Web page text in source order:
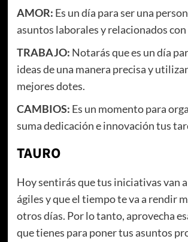
AMOR: Es un día para ser una
asuntos laborales y relacionados
TRABAJO: Notarás que es un día
ideas de una manera precisa y
mejores dotes.
CAMBIOS: Es un momento para
suma dedicación e innovación tus
TAURO
Hoy sentirás que tus iniciativas van
ágiles y que el tiempo te va a rendir
otros días. Por lo tanto, aprovecha
que tienes para poner tus asuntos